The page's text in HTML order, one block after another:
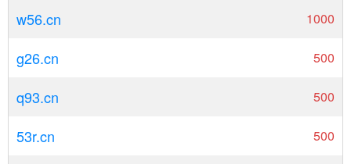
w56.cn 1000
g26.cn 500
q93.cn 500
53r.cn 500